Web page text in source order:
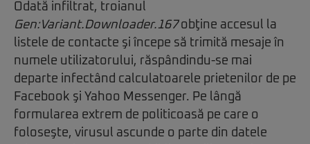
Odată infiltrat, troianul
Gen:Variant.Downloader.167obţine accesul la
listele de contacte şi începe să trimită mesaje în
numele utilizatorului, răspândindu-se mai
departe infectând calculatoarele prietenilor de pe
Facebook şi Yahoo Messenger. Pe lângă
formularea extrem de politicoasă pe care o
foloseşte, virusul ascunde o parte din datele